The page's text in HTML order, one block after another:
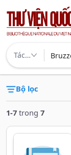
Tác…
1-7 trong 7
Bộ lọc